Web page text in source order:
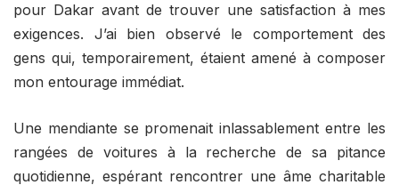
pour Dakar avant de trouver une satisfaction à mes
exigences. J’ai bien observé le comportement des
gens qui, temporairement, étaient amené à composer
mon entourage immédiat.
Une mendiante se promenait inlassablement entre les
rangées de voitures à la recherche de sa pitance
quotidienne, espérant rencontrer une âme charitable